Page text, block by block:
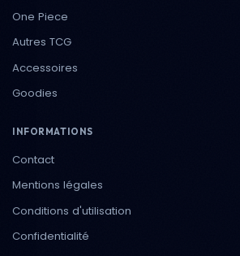
One Piece
Autres TCG
Accessoires
Goodies
INFORMATIONS
Contact
Mentions légales
Conditions d'utilisation
Confidentialité